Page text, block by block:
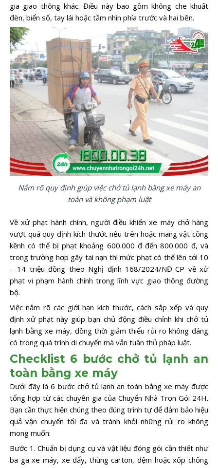
gia giao thông khác. Điều này bao gồm không che khuất
đèn, biển số, tay lái hoặc tầm nhìn phía trước và hai bên.
Nắm rõ quy định giúp việc chở tủ lạnh bằng xe máy an
toàn và không phạm luật
Về xử phạt hành chính, người điều khiển xe máy chở hàng
vượt quá quy định kích thước nêu trên hoặc mang vật cồng
kềnh có thể bị phạt khoảng 600.000 đ đến 800.000 đ, và
trong trường hợp gây tai nạn thì mức phạt có thể lên tới 10
– 14 triệu đồng theo Nghị định 168/2024/NĐ-CP về xử
phạt vi phạm hành chính trong lĩnh vực giao thông đường
bộ.
Việc nắm rõ các giới hạn kích thước, cách sắp xếp và quy
định xử phạt này giúp bạn chủ động điều chỉnh khi chở tủ
lạnh bằng xe máy, đồng thời giảm thiểu rủi ro không đáng
có trong quá trình di chuyển mà vẫn tuân thủ pháp luật.
Checklist 6 bước chở tủ lạnh an
toàn bằng xe máy
Dưới đây là 6 bước chở tủ lạnh an toàn bằng xe máy được
tổng hợp từ các chuyên gia của Chuyển Nhà Trọn Gói 24H.
Bạn cần thực hiện chúng theo đúng trình tự để đảm bảo hiệu
quả vận chuyển tối đa và tránh khỏi những rủi ro không
mong muốn:
Bước 1. Chuẩn bị dụng cụ và vật liệu đóng gói cần thiết như
ba ga xe máy, xe đẩy, thùng carton, đệm hoặc xốp chống